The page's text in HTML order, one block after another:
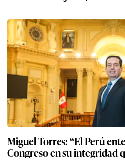
Miguel Torres: “El Perú
Congreso en su integridad